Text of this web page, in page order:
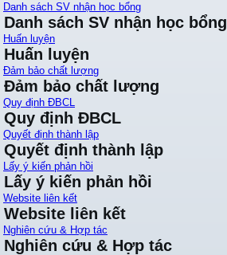
Danh sách SV nhận học bổng
Danh sách SV nhận học bổng
Huấn luyện
Huấn luyện
Đảm bảo chất lượng
Đảm bảo chất lượng
Quy định ĐBCL
Quy định ĐBCL
Quyết định thành lập
Quyết định thành lập
Lấy ý kiến phản hồi
Lấy ý kiến phản hồi
Website liên kết
Website liên kết
Nghiên cứu & Hợp tác
Nghiên cứu & Hợp tác